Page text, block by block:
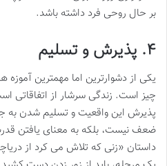
بر حال روحی فرد داشته باشد.
۴. پذیرش و تسلیم
یکی از دشوارترین اما مهمترین آموزه
چیز است. زندگی سرشار از اتفاقاتی
پذیرش این واقعیت و تسلیم شدن به
ضعف نیست، بلکه به معنای یافتن
داستان «زنی که تلاش می کرد از